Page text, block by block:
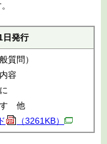
発行
質問）
容
す 他
（3261KB）